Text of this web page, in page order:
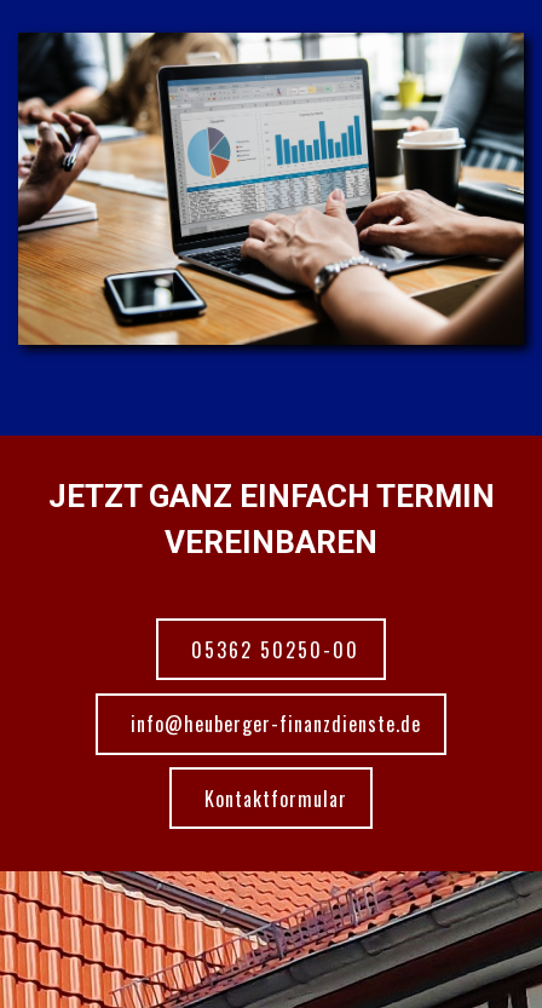
JETZT GANZ EINFACH TERMIN
VEREINBAREN
05362 50250-00
info@heuberger-finanzdienste.de
Kontaktformular